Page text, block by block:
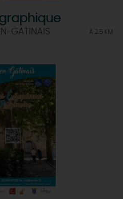
GATINAIS À 2.5 KM